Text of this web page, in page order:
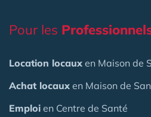
Pour les
Location locaux en Maison de
Achat locaux en Maison de
Emploi en Centre de Santé